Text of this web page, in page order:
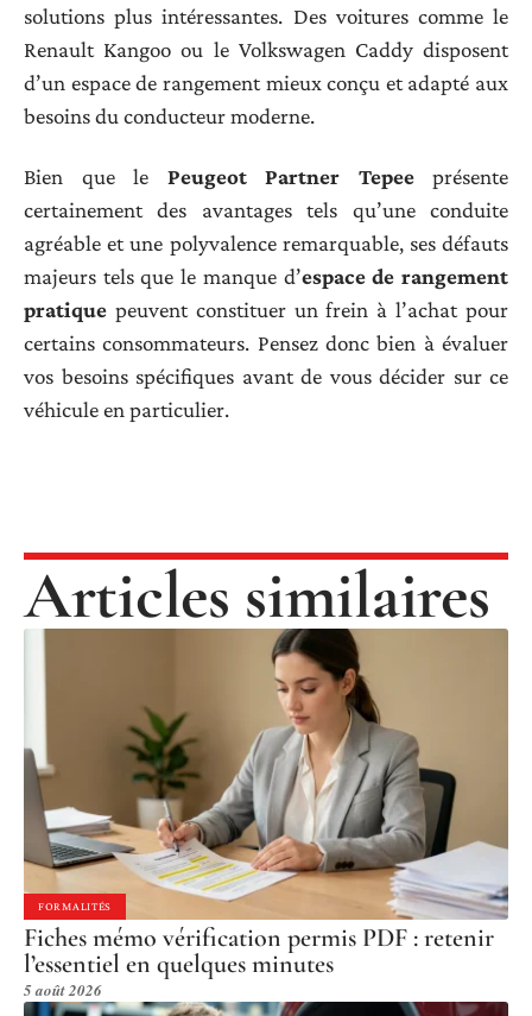
solutions plus intéressantes. Des voitures comme le
Renault Kangoo ou le Volkswagen Caddy disposent
d’un espace de rangement mieux conçu et adapté aux
besoins du conducteur moderne.
Bien que le Peugeot Partner Tepeeprésente
certainement des avantages tels qu’une conduite
agréable et une polyvalence remarquable, ses défauts
majeurs tels que le manque d’espace de rangement
pratique peuvent constituer un frein à l’achat pour
certains consommateurs. Pensez donc bien à évaluer
vos besoins spécifiques avant de vous décider sur ce
véhicule en particulier.
Articles similaires
FORMALITÉS
Fiches mémo vérification permis PDF : retenir
l’essentiel en quelques minutes
5 août 2026